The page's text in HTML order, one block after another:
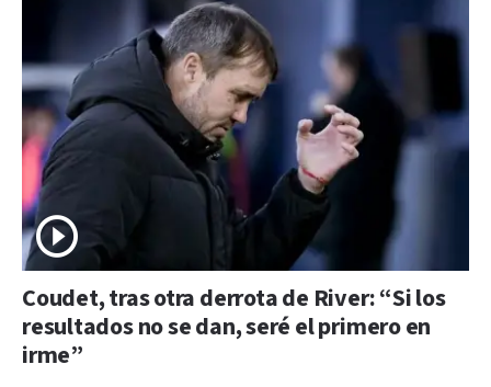
Coudet, tras otra derrota de River: “Si los
resultados no se dan, seré el primero en
irme”